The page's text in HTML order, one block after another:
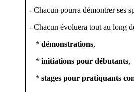
- Chacun pourra démontrer ses
- Chacun évoluera tout au long
*démonstrations,
* initiations pour débutants,
*stages pour pratiquants